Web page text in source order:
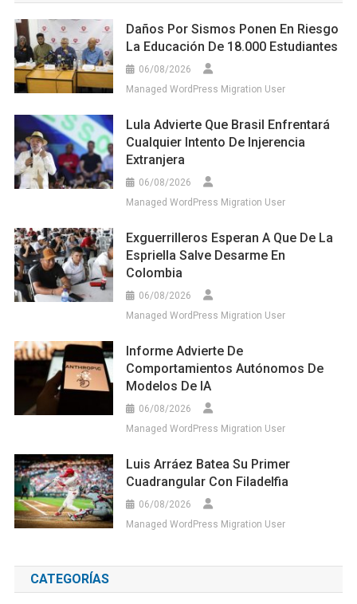
Daños Por Sismos Ponen En Riesgo
La Educación De 18.000 Estudiantes
06/08/2026
Managed WordPress Migration User
Lula Advierte Que Brasil Enfrentará
Cualquier Intento De Injerencia
Extranjera
06/08/2026
Managed WordPress Migration User
Exguerrilleros Esperan A Que De La
Espriella Salve Desarme En
Colombia
06/08/2026
Managed WordPress Migration User
Informe Advierte De
Comportamientos Autónomos De
Modelos De IA
06/08/2026
Managed WordPress Migration User
Luis Arráez Batea Su Primer
Cuadrangular Con Filadelfia
06/08/2026
Managed WordPress Migration User
CATEGORÍAS